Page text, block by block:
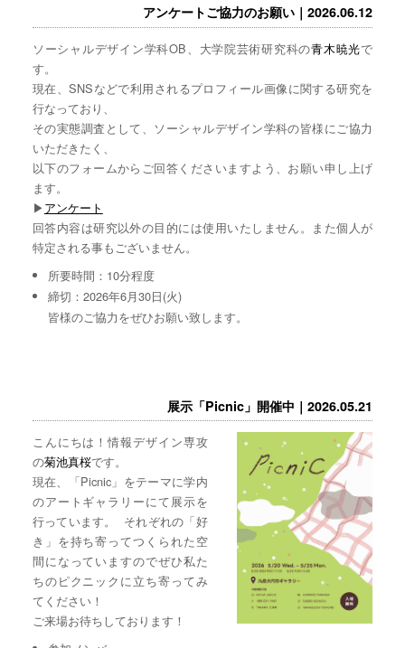
アンケートご協力のお願い｜2026.06.12
ソーシャルデザイン学科OB、大学院芸術研究科の青木暁光で
す。
現在、SNSなどで利用されるプロフィール画像に関する研究を
行なっており、
その実態調査として、ソーシャルデザイン学科の皆様にご協力
いただきたく、
以下のフォームからご回答くださいますよう、お願い申し上げ
ます。
▶︎アンケート
回答内容は研究以外の目的には使用いたしません。また個人が
特定される事もございません。
所要時間：10分程度
締切：2026年6月30日(火)
皆様のご協力をぜひお願い致します。
展示「Picnic」開催中｜2026.05.21
こんにちは！情報デザイン専攻
の菊池真桜です。
現在、「Picnic」をテーマに学内
のアートギャラリーにて展示を
行っています。 それぞれの「好
き」を持ち寄ってつくられた空
間になっていますのでぜひ私た
ちのピクニックに立ち寄ってみ
てください！
ご来場お待ちしております！